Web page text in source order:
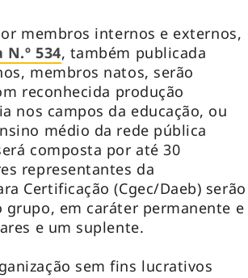
membros internos e externos,
534, também publicada
membros natos, serão
reconhecida produção
nos campos da educação, ou
médio da rede pública
composta por até 30
representantes da
Certificação (Cgec/Daeb) serão
em caráter permanente e
e um suplente.
sem fins lucrativos